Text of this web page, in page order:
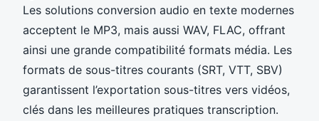
Les solutions conversion audio en texte modernes
acceptent le MP3, mais aussi WAV, FLAC, offrant
ainsi une grande compatibilité formats média. Les
formats de sous-titres courants (SRT, VTT, SBV)
garantissent l’exportation sous-titres vers vidéos,
clés dans les meilleures pratiques transcription.